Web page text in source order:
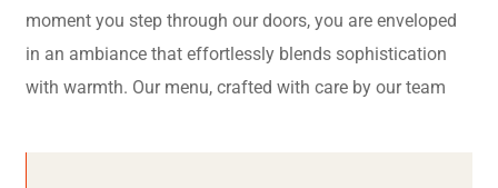
moment you step through our doors, you are enveloped
in an ambiance that effortlessly blends sophistication
with warmth. Our menu, crafted with care by our team